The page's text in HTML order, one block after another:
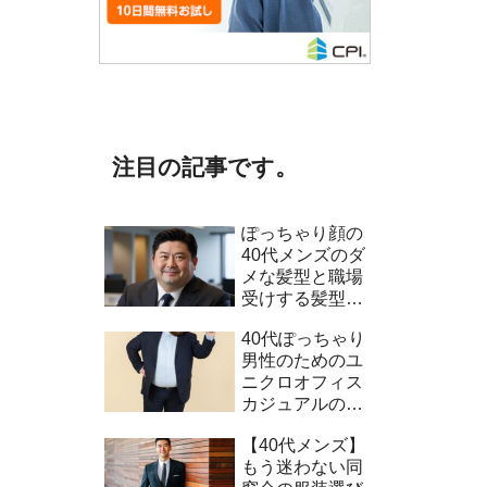
注目の記事です。
ぽっちゃり顔の
40代メンズのダ
メな髪型と職場
受けする髪型5
40代ぽっちゃり
男性のためのユ
ニクロオフィス
カジュアルのコ
【40代メンズ】
もう迷わない同